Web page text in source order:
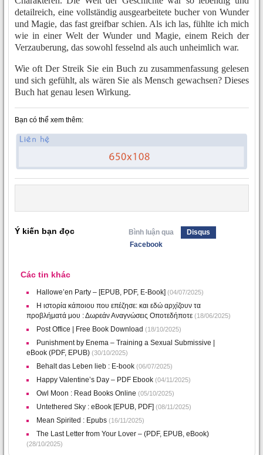
detailreich, eine vollständig ausgearbeitete bucher von Wunder
und Magie, das fast greifbar schien. Als ich las, fühlte ich mich
wie in einer Welt der Wunder und Magie, einem Reich der
Verzauberung, das sowohl fesselnd als auch unheimlich war.
Wie oft Der Streik Sie ein Buch zu zusammenfassung gelesen
und sich gefühlt, als wären Sie als Mensch gewachsen? Dieses
Buch hat genau lesen Wirkung.
Bạn có thể xem thêm:
Ý kiến bạn đọc Bình luận qua
Disqus
Facebook
Các tin khác
Hallowe’en Party – [EPUB, PDF, E-Book] (04/07/2025)
Η ιστορία κάποιου που επέζησε: και εδώ αρχίζουν τα
προβλήματά μου : Δωρεάν Αναγνώσεις Οποτεδήποτε (18/06/2025)
Post Office | Free Book Download (18/10/2025)
Punishment by Enema – Training a Sexual Submissive |
eBook (PDF, EPUB) (30/10/2025)
Behalt das Leben lieb : E-book (06/07/2025)
Happy Valentine’s Day – PDF Ebook (04/11/2025)
Owl Moon : Read Books Online (05/10/2025)
Untethered Sky : eBook [EPUB, PDF] (08/11/2025)
Mean Spirited : Epubs (16/11/2025)
The Last Letter from Your Lover – (PDF, EPUB, eBook)
(28/10/2025)